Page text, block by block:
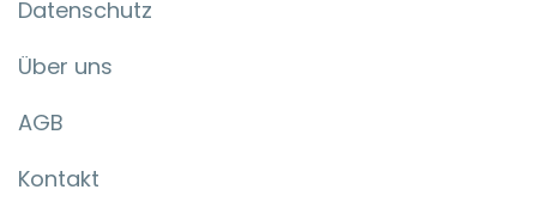
Datenschutz
Über uns
AGB
Kontakt